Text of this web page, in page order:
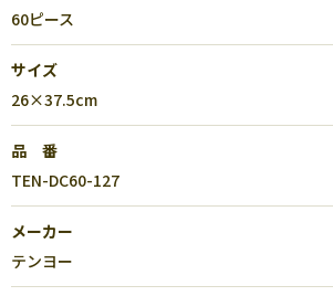
60ピース
サイズ
26×37.5cm
品 番
TEN-DC60-127
メーカー
テンヨー